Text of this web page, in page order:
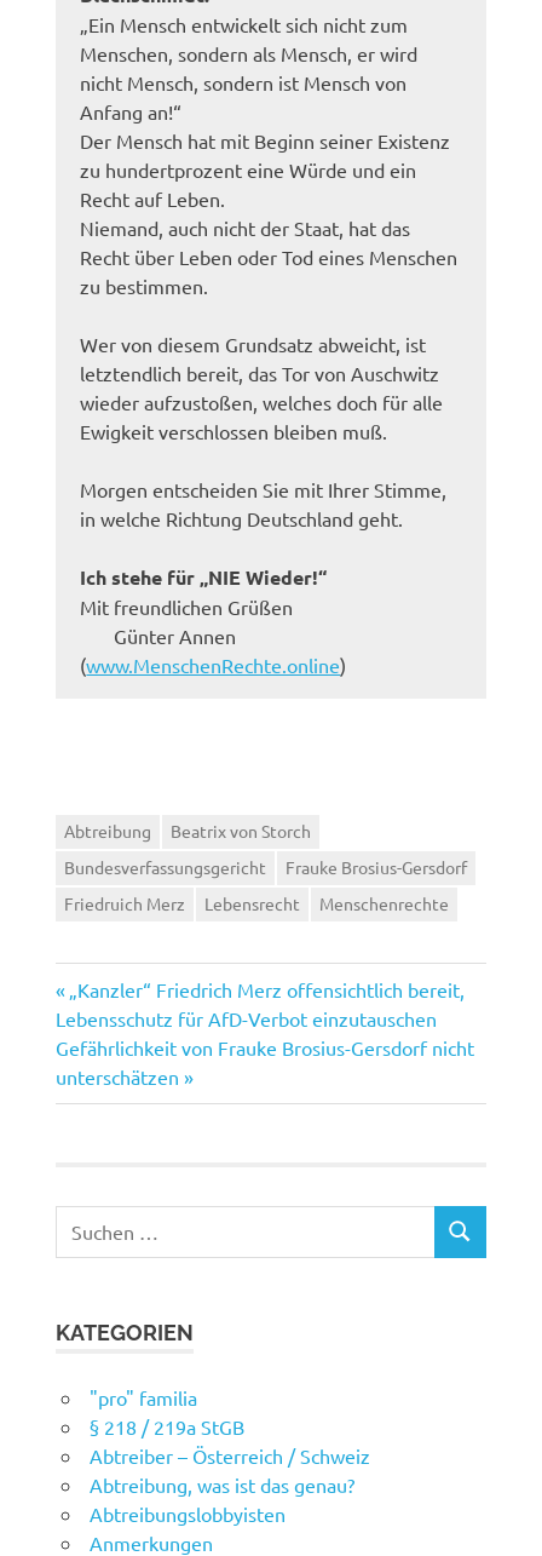
„Ein Mensch entwickelt sich nicht zum
Menschen, sondern als Mensch, er wird
nicht Mensch, sondern ist Mensch von
Anfang an!“
Der Mensch hat mit Beginn seiner Existenz
zu hundertprozent eine Würde und ein
Recht auf Leben.
Niemand, auch nicht der Staat, hat das
Recht über Leben oder Tod eines Menschen
zu bestimmen.
Wer von diesem Grundsatz abweicht, ist
letztendlich bereit, das Tor von Auschwitz
wieder aufzustoßen, welches doch für alle
Ewigkeit verschlossen bleiben muß.
Morgen entscheiden Sie mit Ihrer Stimme,
in welche Richtung Deutschland geht.
Ich stehe für „NIE Wieder!“
Mit freundlichen Grüßen
Günter Annen
(www.MenschenRechte.online)
Abtreibung
Beatrix von Storch
Bundesverfassungsgericht
Frauke Brosius-Gersdorf
Friedruich Merz
Lebensrecht Menschenrechte
Beitragsnavigation
Vorheriger
Beitrag:
„Kanzler“ Friedrich Merz offensichtlich bereit,
Lebensschutz für AfD-Verbot einzutauschen
Nächster
Beitrag:
Gefährlichkeit von Frauke Brosius-Gersdorf nicht
unterschätzen
nach:
SUCHEN
KATEGORIEN
"pro" familia
§ 218 / 219a StGB
Abtreiber – Österreich / Schweiz
Abtreibung, was ist das genau?
Abtreibungslobbyisten
Anmerkungen